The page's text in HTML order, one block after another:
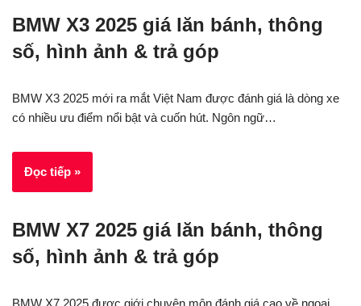
BMW X3 2025 giá lăn bánh, thông
số, hình ảnh & trả góp
BMW X3 2025 mới ra mắt Việt Nam được đánh giá là dòng xe
có nhiều ưu điểm nổi bật và cuốn hút. Ngôn ngữ…
Đọc tiếp »
BMW X7 2025 giá lăn bánh, thông
số, hình ảnh & trả góp
BMW X7 2025 được giới chuyên môn đánh giá cao về ngoại